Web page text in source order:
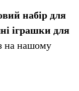
набір для
іграшки для
на нашому